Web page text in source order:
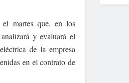
martes que, en los
y evaluará el
de la empresa
en el contrato de